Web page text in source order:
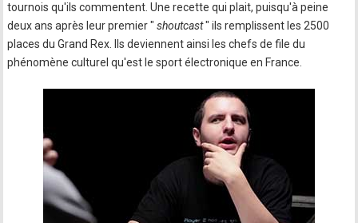
tournois qu'ils commentent. Une recette qui plait, puisqu'à peine
deux ans après leur premier " shoutcast" ils remplissent les 2500
places du Grand Rex. Ils deviennent ainsi les chefs de file du
phénomène culturel qu'est le sport électronique en France.